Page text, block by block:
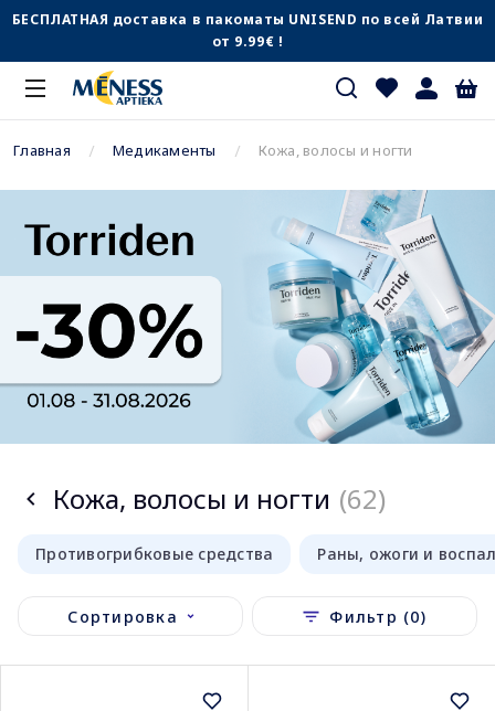
БЕСПЛАТНАЯ доставка в пакоматы UNISEND по всей Латвии
от 9.99€ !
Главная Медикаменты Кожа, волосы и ногти
Кожа, волосы и ногти (62)
Противогрибковые средства Раны, ожоги и
Сортировка Фильтр (0)